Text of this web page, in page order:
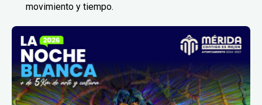
movimiento y tiempo.